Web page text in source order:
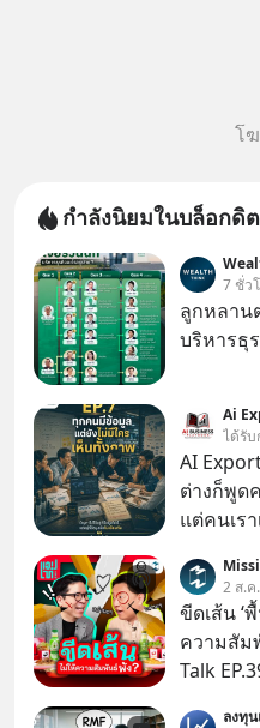
โ
กำลังนิยมในบล็อกดิต
7 ชั่ว
ลูกหลาน
บริหารธุ
Ai
ได้รั
AI
ต่างก็พูดความจริง
แต่คนเร
2 ส.ค
ขีดเส้น ‘
ความสัม
Talk
ลงทุ